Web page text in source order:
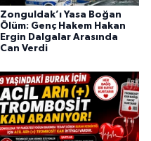
Zonguldak’ı Yasa Boğan
Ölüm: Genç Hakem Hakan
Ergin Dalgalar Arasında
Can Verdi